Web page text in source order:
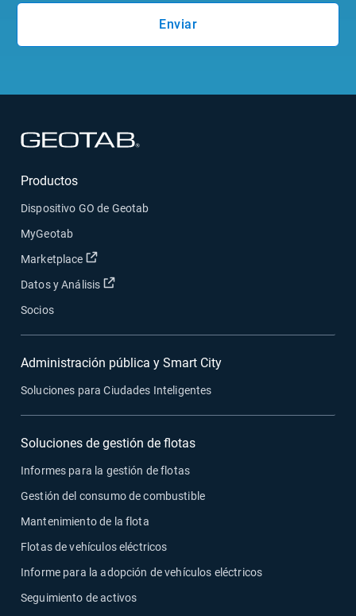
Enviar
Productos
Dispositivo GO de Geotab
MyGeotab
Marketplace
Abrir en una nueva ventana
Datos y Análisis Abrir en una nueva ventana
Socios
Administración pública y Smart City
Soluciones para Ciudades Inteligentes
Soluciones de gestión de flotas
Informes para la gestión de flotas
Gestión del consumo de combustible
Mantenimiento de la flota
Flotas de vehículos eléctricos
Informe para la adopción de vehículos eléctricos
Seguimiento de activos